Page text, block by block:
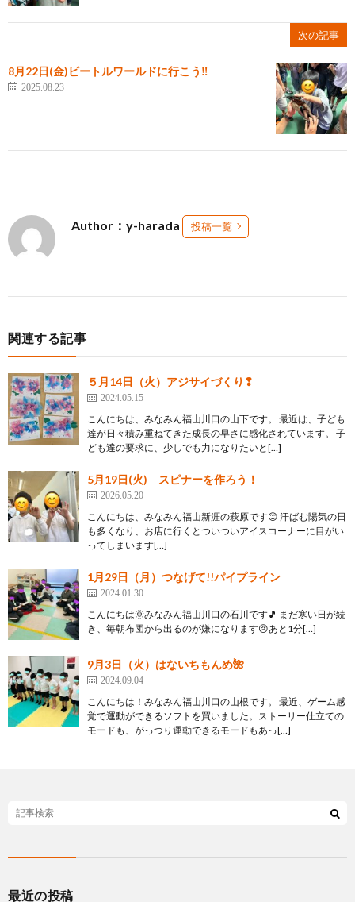
次の記事
8月22日(金)ビートルワールドに行こう‼
2025.08.23
Author：y-harada 投稿一覧
関連する記事
５月14日（火）アジサイづくり❢
2024.05.15
こんにちは、みなみん福山川口の山下です。 最近は、子ども
達が日々積み重ねてきた成長の早さに感化されています。 子
ども達の要求に、少しでも力になりたいと[…]
5月19日(火) スピナーを作ろう！
2026.05.20
こんにちは、みなみん福山新涯の萩原です😊 汗ばむ陽気の日
も多くなり、お店に行くとついついアイスコーナーに目がい
ってしまいます[…]
1月29日（月）つなげて!!パイプライン
2024.01.30
こんにちは🌞みなみん福山川口の石川です🎵 まだ寒い日が続
き、毎朝布団から出るのが嫌になります😢あと1分[…]
9月3日（火）はないちもんめ🌺
2024.09.04
こんにちは！みなみん福山川口の山根です。 最近、ゲーム感
覚で運動ができるソフトを買いました。ストーリー仕立ての
モードも、がっつり運動できるモードもあっ[…]
最近の投稿